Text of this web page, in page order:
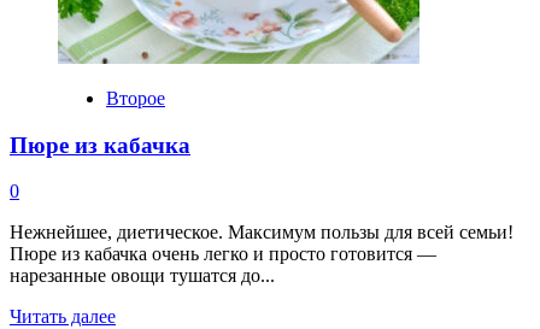
Второе
Пюре из кабачка
0
Нежнейшее, диетическое. Максимум пользы для всей семьи!
Пюре из кабачка очень легко и просто готовится —
нарезанные овощи тушатся до...
Читать далееПрочитать